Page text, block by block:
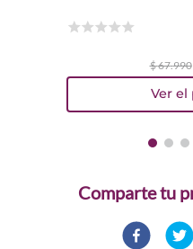
$67.990
Comparte